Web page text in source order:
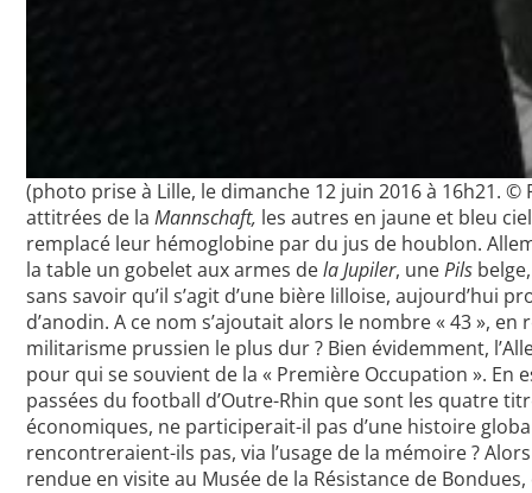
(photo prise à Lille, le dimanche 12 juin 2016 à 16h21. ©
attitrées de laMannschaft, les autres en jaune et bleu
remplacé leur hémoglobine par du jus de houblon.
la table un gobelet aux armes dela Jupiler, unePils
sans savoir qu’il s’agit d’une bière lilloise, aujourd’hui
d’anodin. A ce nom s’ajoutait alors le nombre « 43 »,
militarisme prussien le plus dur ? Bien évidemment,
pour qui se souvient de la « Première Occupation ». En
passées du football d’Outre-Rhin que sont les quatre
économiques, ne participerait-il pas d’une histoire
rencontreraient-ils pas, via l’usage de la mémoire ?
rendue en visite au Musée de la Résistance de